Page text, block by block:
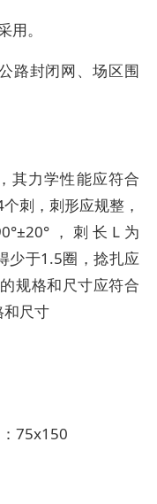
。
路封闭网、场区围
其力学性能应符合
刺，刺形应规整，
，刺长L为
少于1.5圈，捻扎应
规格和尺寸应符合
和尺寸
75x150